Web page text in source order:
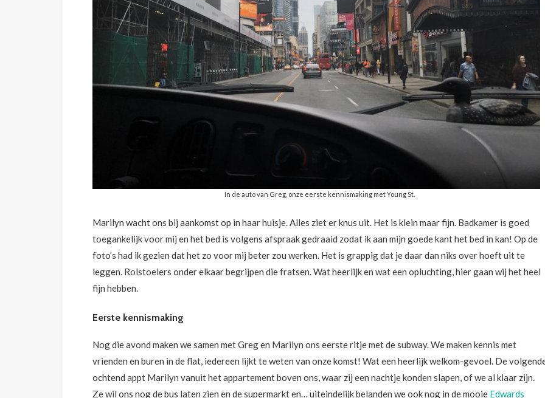
In de auto van Greg, onze eerste kennismaking met Young St.
Marilyn wacht ons bij aankomst op in haar huisje. Alles ziet er knus uit. Het is klein maar fijn. Badkamer is goed
toegankelijk voor mij en het bed is volgens afspraak gedraaid zodat ik aan mijn goede kant het bed in kan! Op de
foto’s had ik gezien dat het zo voor mij beter zou werken. Het is grappig dat je daar dan niks over hoeft uit te
leggen. Rolstoelers onder elkaar begrijpen die fratsen. Wat heerlijk en wat een opluchting, hier gaan wij het heel
fijn hebben.
Eerste kennismaking
Nog die avond maken we samen met Greg en Marilyn ons eerste ritje met de subway. We maken kennis met
vrienden en buren in de flat, iedereen lijkt te weten van onze komst! Wat een heerlijk welkom-gevoel. De
ochtend appt Marilyn vanuit het appartement boven ons, waar zij een nachtje konden slapen, of we al klaar zijn.
Ze wil ons nog de bus laten zien en de supermarkt en… uiteindelijk belanden we ook nog in de mooie Edwards